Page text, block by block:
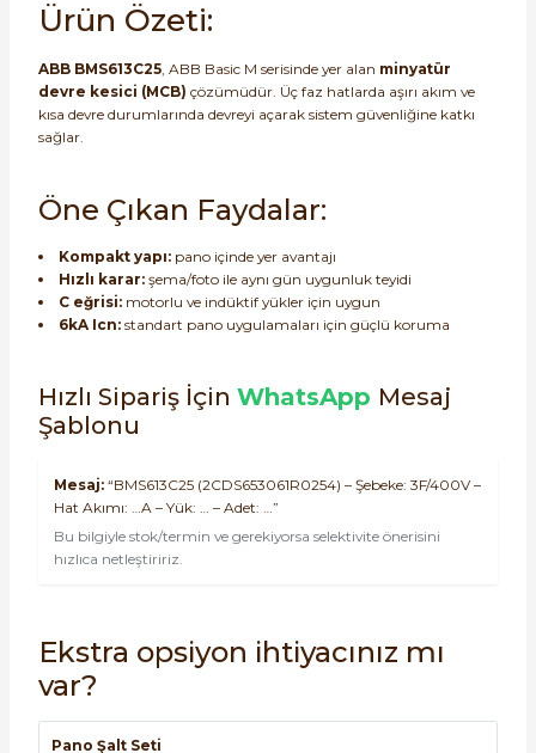
Ürün Özeti:
ABB BMS613C25, ABB Basic M serisinde yer alan minyatür
devre kesici (MCB) çözümüdür. Üç faz hatlarda aşırı akım ve
kısa devre durumlarında devreyi açarak sistem güvenliğine katkı
sağlar.
Öne Çıkan Faydalar:
Kompakt yapı:pano içinde yer avantajı
Hızlı karar:şema/foto ile aynı gün uygunluk teyidi
C eğrisi:motorlu ve indüktif yükler için uygun
6kA Icn:standart pano uygulamaları için güçlü koruma
Hızlı Sipariş İçin WhatsApp Mesaj
Şablonu
Mesaj:“BMS613C25 (2CDS653061R0254) – Şebeke: 3F/400V –
Hat Akımı: …A – Yük: … – Adet: …”
Bu bilgiyle stok/termin ve gerekiyorsa selektivite önerisini
hızlıca netleştiririz.
Ekstra opsiyon ihtiyacınız mı
var?
Pano Şalt Seti